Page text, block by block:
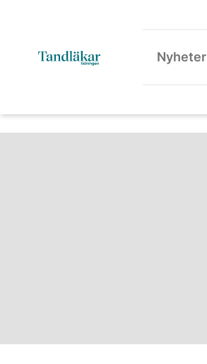
Nyheter